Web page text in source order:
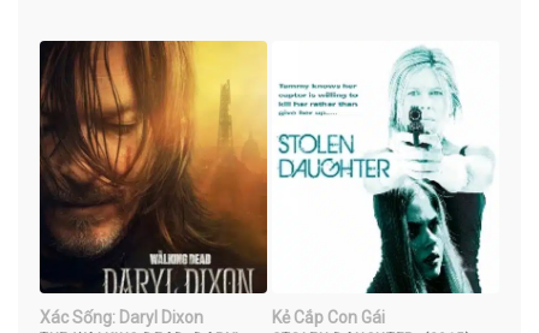
Xác Sống: Daryl Dixon Kẻ Cắp Con Gái